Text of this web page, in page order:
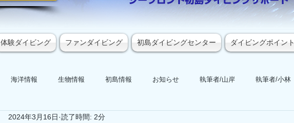
体験ダイビング ファンダイビング 初島ダイビングセンター ダイビングポイント
海洋情報 生物情報 初島情報 お知らせ 執筆者/山岸 執筆者/小林
2024年3月16日 読了時間: 2分